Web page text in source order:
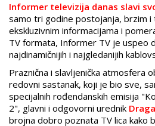
Informer televizija danas slavi
samo tri godine postojanja, brzim i
ekskluzivnim informacijama i
TV formata, Informer TV je uspeo
najdinamičnijih i najgledanijih
Praznična i slavljenička atmosfera
redovni sastanak, koji je bio sve,
specijalnih rođendanskih emisija
2", glavni i odgovorni urednik
brojna dobro poznata TV lica kako